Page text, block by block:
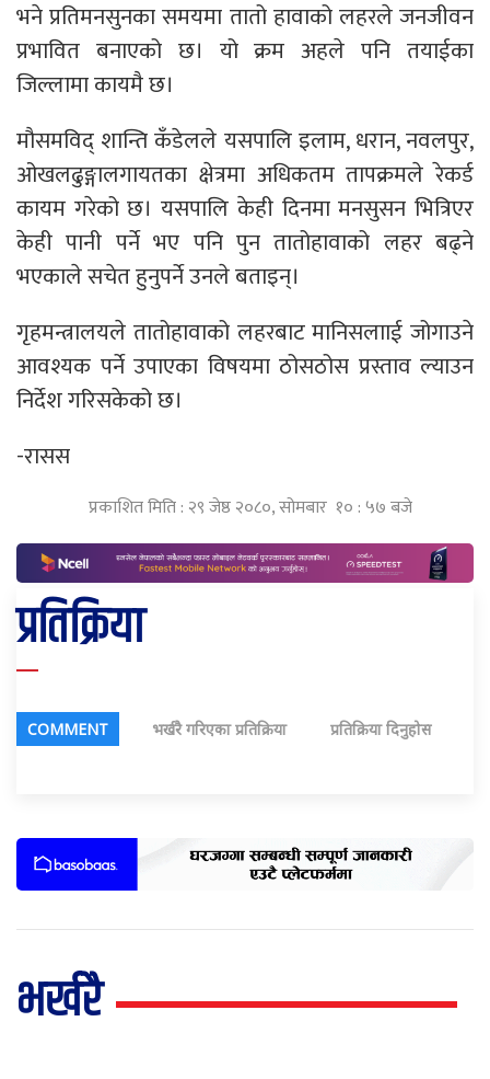
भने प्रतिमनसुनका समयमा तातो हावाको लहरले जनजीवन
प्रभावित बनाएको छ। यो क्रम अहले पनि तयाईका
जिल्लामा कायमै छ।
मौसमविद् शान्ति कँडेलले यसपालि इलाम, धरान, नवलपुर,
ओखलढुङ्गालगायतका क्षेत्रमा अधिकतम तापक्रमले रेकर्ड
कायम गरेको छ। यसपालि केही दिनमा मनसुसन भित्रिएर
केही पानी पर्ने भए पनि पुन तातोहावाको लहर बढ्ने
भएकाले सचेत हुनुपर्ने उनले बताइन्।
गृहमन्त्रालयले तातोहावाको लहरबाट मानिसलााई जोगाउने
आवश्यक पर्ने उपाएका विषयमा ठोसठोस प्रस्ताव ल्याउन
निर्देश गरिसकेको छ।
-रासस
प्रकाशित मिति : २९ जेष्ठ २०८०, सोमबार १० : ५७ बजे
प्रतिक्रिया
COMMENT भर्खरै गरिएका प्रतिक्रिया प्रतिक्रिया दिनुहोस
भर्खरै